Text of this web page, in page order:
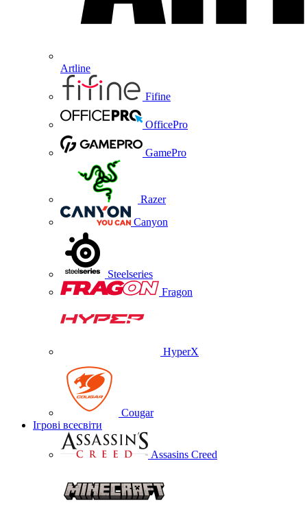
Artline
Fifine
OfficePro
GamePro
Razer
Canyon
Steelseries
Fragon
HyperX
Cougar
Ігрові всесвіти
Assasins Creed